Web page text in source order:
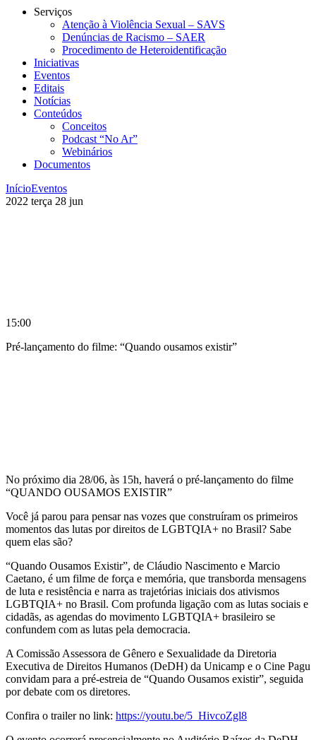
Serviços
Atenção à Violência Sexual – SAVS
Denúncias de Racismo – SAER
Procedimento de Heteroidentificação
Iniciativas
Eventos
Editais
Notícias
Conteúdos
Conceitos
Podcast “No Ar”
Webinários
Documentos
InícioEventos
2022 terça 28 jun
15:00
Pré-lançamento do filme: “Quando ousamos existir”
No próximo dia 28/06, às 15h, haverá o pré-lançamento do filme
“QUANDO OUSAMOS EXISTIR”
Você já parou para pensar nas vozes que construíram os primeiros
momentos das lutas por direitos de LGBTQIA+ no Brasil? Sabe
quem elas são?
“Quando Ousamos Existir”, de Cláudio Nascimento e Marcio
Caetano, é um filme de força e memória, que transborda mensagens
de luta e resistência e narra as trajetórias iniciais dos ativismos
LGBTQIA+ no Brasil. Com profunda ligação com as lutas sociais e
cidadãs, as agendas do movimento LGBTQIA+ brasileiro se
confundem com as lutas pela democracia.
A Comissão Assessora de Gênero e Sexualidade da Diretoria
Executiva de Direitos Humanos (DeDH) da Unicamp e o Cine Pagu
convidam para a pré-estreia de “Quando Ousamos existir”, seguida
por debate com os diretores.
Confira o trailer no link: https://youtu.be/5_HivcoZgl8